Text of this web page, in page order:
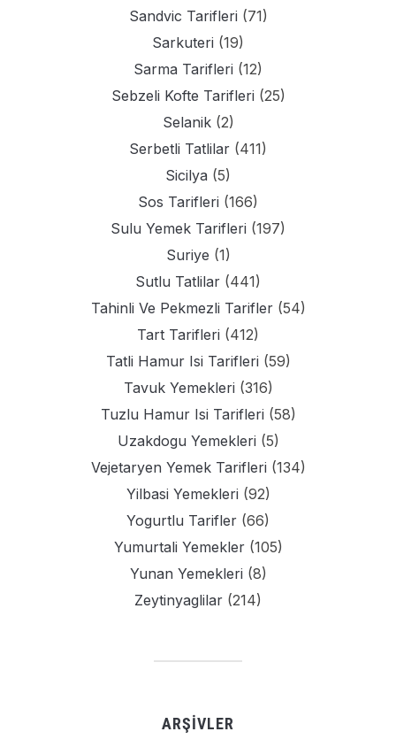
Sandvic Tarifleri (71)
Sarkuteri (19)
Sarma Tarifleri (12)
Sebzeli Kofte Tarifleri (25)
Selanik(2)
Serbetli Tatlilar (411)
Sicilya (5)
Sos Tarifleri (166)
Sulu Yemek Tarifleri (197)
Suriye (1)
Sutlu Tatlilar (441)
Tahinli Ve Pekmezli Tarifler(54)
Tart Tarifleri (412)
Tatli Hamur Isi Tarifleri (59)
Tavuk Yemekleri (316)
Tuzlu Hamur Isi Tarifleri (58)
Uzakdogu Yemekleri (5)
Vejetaryen Yemek Tarifleri (134)
Yilbasi Yemekleri (92)
Yogurtlu Tarifler (66)
Yumurtali Yemekler(105)
Yunan Yemekleri (8)
Zeytinyaglilar (214)
ARŞIVLER